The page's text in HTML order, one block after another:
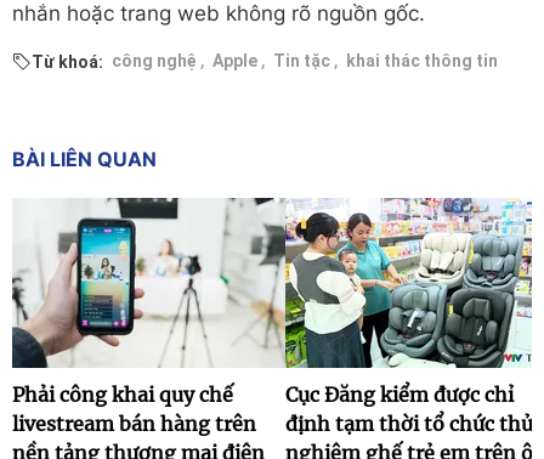
nhắn hoặc trang web không rõ nguồn gốc.
Từ khoá: công nghệ , Apple , Tin tặc , khai thác thông tin
BÀI LIÊN QUAN
Phải công khai quy chế
livestream bán hàng trên
nền tảng thương mại điện
Cục Đăng kiểm được chỉ
định tạm thời tổ chức thử
nghiệm ghế trẻ em trên ô